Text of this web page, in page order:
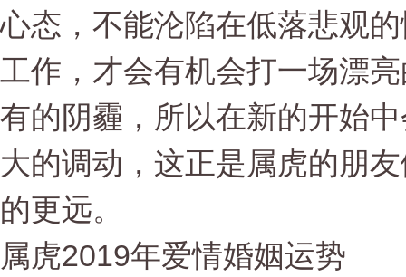
心态，不能沦陷在低落悲观
工作，才会有机会打一场漂
有的阴霾，所以在新的开始
大的调动，这正是属虎的朋
的更远。
属虎2019年爱情婚姻运势